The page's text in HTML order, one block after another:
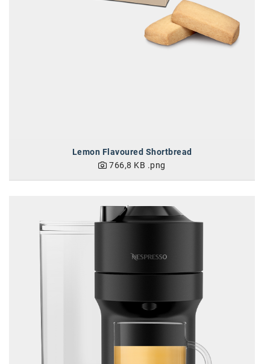
Lemon Flavoured Shortbread
766,8 KB .png